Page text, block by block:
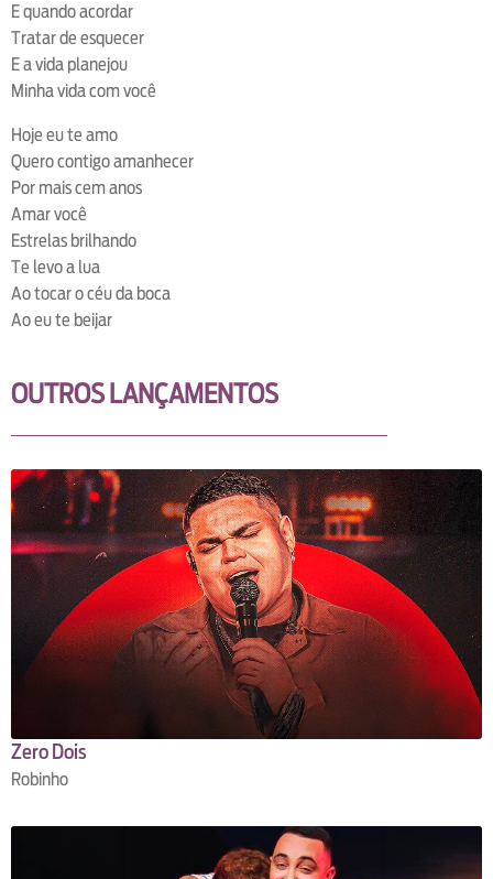
E quando acordar
Tratar de esquecer
E a vida planejou
Minha vida com você
Hoje eu te amo
Quero contigo amanhecer
Por mais cem anos
Amar você
Estrelas brilhando
Te levo a lua
Ao tocar o céu da boca
Ao eu te beijar
OUTROS LANÇAMENTOS
Zero Dois
Robinho